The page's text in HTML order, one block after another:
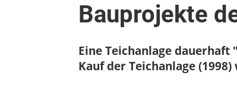
Bauprojekte
Eine Teichanlage dauerhaft
Kauf der Teichanlage